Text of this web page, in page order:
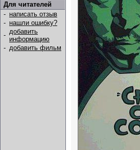
Для читателей
- написать отзыв
- нашли ошибку?
- добавить
информацию
- добавить фильм